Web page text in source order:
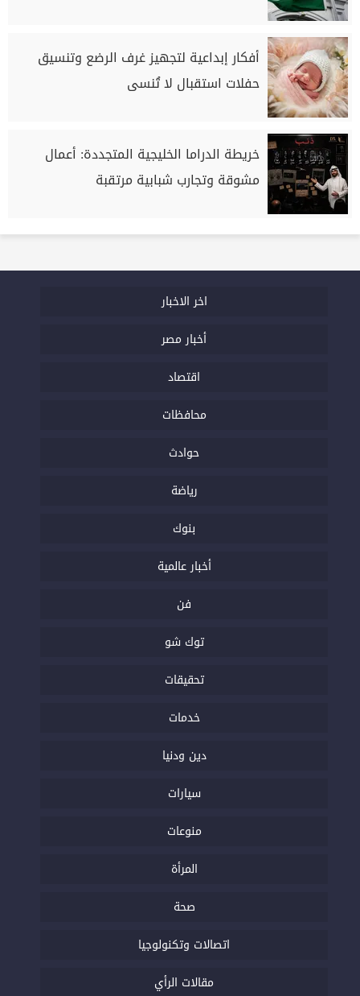
أفكار إبداعية لتجهيز غرف الرضع وتنسيق
حفلات استقبال لا تُنسى
خريطة الدراما الخليجية المتجددة: أعمال
مشوقة وتجارب شبابية مرتقبة
اخر الاخبار
أخبار مصر
اقتصاد
محافظات
حوادث
رياضة
بنوك
أخبار عالمية
فن
توك شو
تحقيقات
خدمات
دين ودنيا
سيارات
منوعات
المرأة
صحة
اتصالات وتكنولوجيا
مقالات الرأي